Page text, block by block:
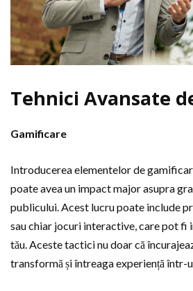
Tehnici Avansate
Gamificare
Introducerea elementelor de
poate avea un impact major asupra
publicului. Acest lucru poate include
sau chiar jocuri interactive, care pot fi
tău. Aceste tactici nu doar că
transformă și întreaga experiență într-